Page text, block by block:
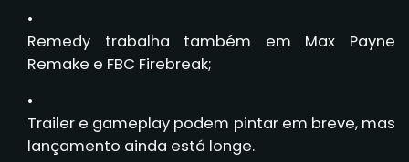
Remedy trabalha também em Max Payne
Remake e FBC Firebreak;
Trailer e gameplay podem pintar em breve, mas
lançamento ainda está longe.